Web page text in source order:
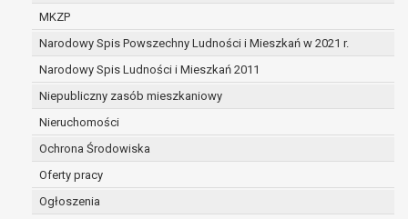
MKZP
Narodowy Spis Powszechny Ludności i Mieszkań w 2021 r.
Narodowy Spis Ludności i Mieszkań 2011
Niepubliczny zasób mieszkaniowy
Nieruchomości
Ochrona Środowiska
Oferty pracy
Ogłoszenia
danego projektu i konieczności zachowania
dokumentacji projektu do celów kontrolnych.
W związku z przetwarzaniem przez
administratora danych osobowych przysługuje
Pani/Panu:
prawo dostępu do treści danych oraz
otrzymywania ich kopii na podstawie art. 15
RODO;
podstawie art. 16 RODO,